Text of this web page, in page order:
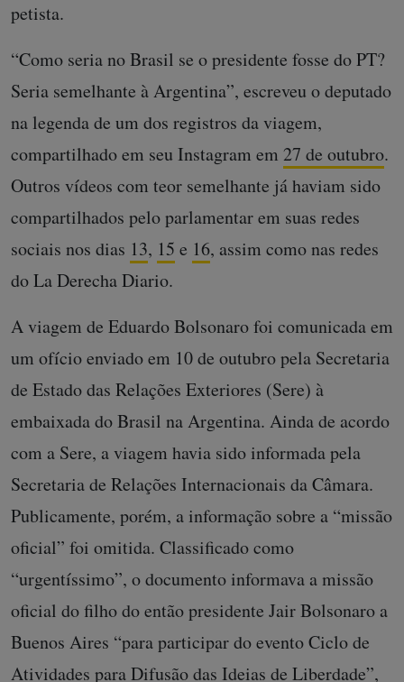
petista.
“Como seria no Brasil se o presidente fosse do PT?
Seria semelhante à Argentina”, escreveu o deputado
na legenda de um dos registros da viagem,
compartilhado em seu Instagram em 27 de outubro.
Outros vídeos com teor semelhante já haviam sido
compartilhados pelo parlamentar em suas redes
sociais nos dias 13, 15 e 16, assim como nas redes
do La Derecha Diario.
A viagem de Eduardo Bolsonaro foi comunicada em
um ofício enviado em 10 de outubro pela Secretaria
de Estado das Relações Exteriores (Sere) à
embaixada do Brasil na Argentina. Ainda de acordo
com a Sere, a viagem havia sido informada pela
Secretaria de Relações Internacionais da Câmara.
Publicamente, porém, a informação sobre a “missão
oficial” foi omitida. Classificado como
“urgentíssimo”, o documento informava a missão
oficial do filho do então presidente Jair Bolsonaro a
Buenos Aires “para participar do evento Ciclo de
Atividades para Difusão das Ideias de Liberdade”,